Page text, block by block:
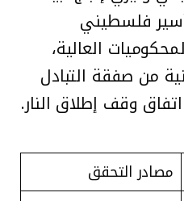
الاحتلال عن 200 أسير فلسطيني
العالية،
من صفقة التبادل
وقف إطلاق النار.
مصادر التحقق